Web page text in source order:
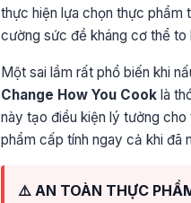
thực hiện lựa chọn thực phẩm
cường sức đề kháng cơ thể
Một sai lầm rất phổ biến khi
Change How You Cook là
này tạo điều kiện lý tưởng cho
phẩm cấp tính ngay cả khi đã
⚠️ AN TOÀN THỰC